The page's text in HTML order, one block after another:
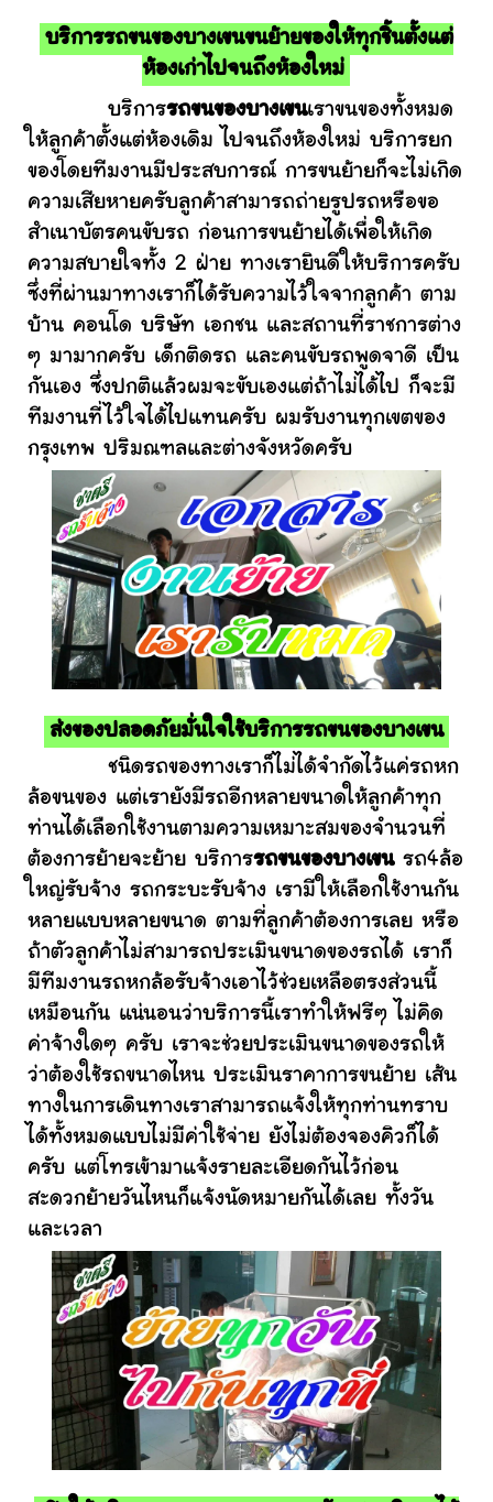
บริการรถขนของบางเขนขนย้ายของให้ทุกชิ้นตั้งแต่
ห้องเก่าไปจนถึงห้องใหม่
บริการรถขนของบางเขนเราขนของทั้งหมด
ให้ลูกค้าตั้งแต่ห้องเดิม ไปจนถึงห้องใหม่ บริการยก
ของโดยทีมงานมีประสบการณ์ การขนย้ายก็จะไม่เกิด
ความเสียหายครับลูกค้าสามารถถ่ายรูปรถหรือขอ
สำเนาบัตรคนขับรถ ก่อนการขนย้ายได้เพื่อให้เกิด
ความสบายใจทั้ง 2 ฝ่าย ทางเรายินดีให้บริการครับ
ซึ่งที่ผ่านมาทางเราก็ได้รับความไว้ใจจากลูกค้า ตาม
บ้าน คอนโด บริษัท เอกชน และสถานที่ราชการต่าง
ๆ มามากครับ เด็กติดรถ และคนขับรถพูดจาดี เป็น
กันเอง ซึ่งปกติแล้วผมจะขับเองแต่ถ้าไม่ได้ไป ก็จะมี
ทีมงานที่ไว้ใจได้ไปแทนครับ ผมรับงานทุกเขตของ
กรุงเทพ ปริมณฑลและต่างจังหวัดครับ
ส่งของปลอดภัยมั่นใจใช้บริการรถขนของบางเขน
ชนิดรถของทางเราก็ไม่ได้จำกัดไว้แค่รถหก
ล้อขนของ แต่เรายังมีรถอีกหลายขนาดให้ลูกค้าทุก
ท่านได้เลือกใช้งานตามความเหมาะสมของจำนวนที่
ต้องการย้ายจะย้าย บริการรถขนของบางเขนรถ4ล้อ
ใหญ่รับจ้าง รถกระบะรับจ้าง เรามีให้เลือกใช้งานกัน
หลายแบบหลายขนาด ตามที่ลูกค้าต้องการเลย หรือ
ถ้าตัวลูกค้าไม่สามารถประเมินขนาดของรถได้ เราก็
มีทีมงานรถหกล้อรับจ้างเอาไว้ช่วยเหลือตรงส่วนนี้
เหมือนกัน แน่นอนว่าบริการนี้เราทำให้ฟรีๆ ไม่คิด
ค่าจ้างใดๆ ครับ เราจะช่วยประเมินขนาดของรถให้
ว่าต้องใช้รถขนาดไหน ประเมินราคาการขนย้าย เส้น
ทางในการเดินทางเราสามารถแจ้งให้ทุกท่านทราบ
ได้ทั้งหมดแบบไม่มีค่าใช้จ่าย ยังไม่ต้องจองคิวก็ได้
ครับ แต่โทรเข้ามาแจ้งรายละเอียดกันไว้ก่อน
สะดวกย้ายวันไหนก็แจ้งนัดหมายกันได้เลย ทั้งวัน
และเวลา